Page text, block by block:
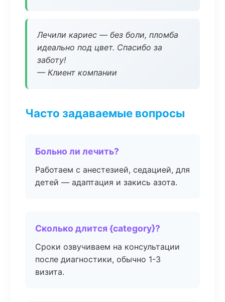
Лечили кариес — без боли, пломба
идеально под цвет. Спасибо за
заботу!
— Клиент компании
Часто задаваемые вопросы
Больно ли лечить?
Работаем с анестезией, седацией, для
детей — адаптация и закись азота.
Сколько длится {category}?
Сроки озвучиваем на консультации
после диагностики, обычно 1-3
визита.